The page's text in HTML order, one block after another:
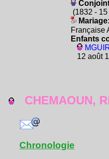
(1832 -
Mariage:
Française
Enfants
12 août
CHEMAOUN,
Chronologie